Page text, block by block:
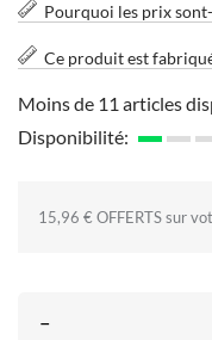
Pourquoi les prix
Ce produit est
Moins de 11 articles
Disponibilité:
15,96 € OFFERTS sur
–